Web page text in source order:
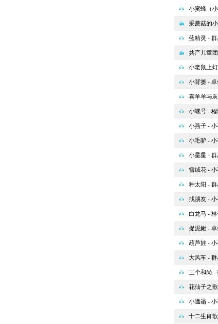
小蜜蜂（
采蘑菇的
蓝精灵 -
共产儿童
小老鼠上
小背篓 -
喜羊羊与
小螺号 -
小燕子 -
小毛驴 -
小星星 -
雪绒花 -
种太阳 -
找朋友 -
白龙马 -
捉泥鳅 -
葫芦娃 -
大风车 -
三个和尚 -
花仙子之
小邋遢 -
十二生肖